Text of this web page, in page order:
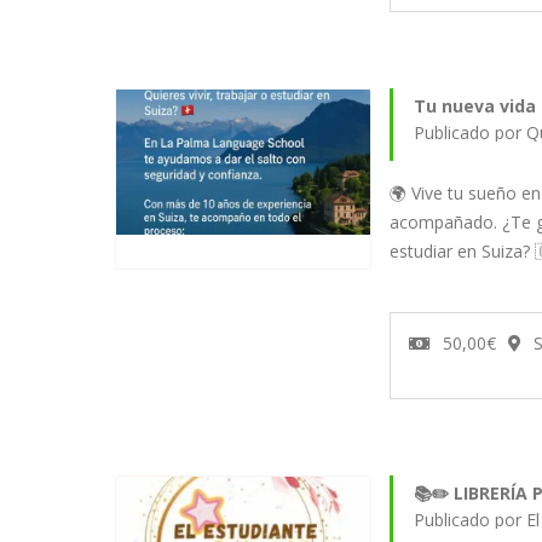
Tu nueva
Publicado por
🌍 Vive tu sueño
acompañado. ¿Te
estudiar en
50,00€
📚✏️ LIBRERÍA
Publicado por